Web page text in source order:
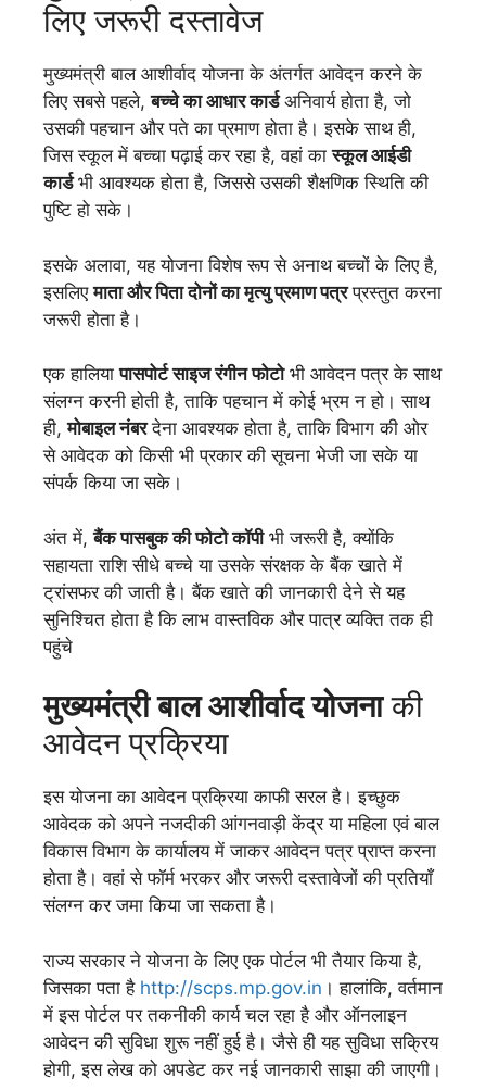
लिए जरूरी दस्तावेज
मुख्यमंत्री बाल आशीर्वाद योजना के अंतर्गत आवेदन करने के
लिए सबसे पहले,बच्चे का आधार कार्डअनिवार्य होता है, जो
उसकी पहचान और पते का प्रमाण होता है। इसके साथ ही,
जिस स्कूल में बच्चा पढ़ाई कर रहा है, वहां कास्कूल आईडी
कार्डभी आवश्यक होता है, जिससे उसकी शैक्षणिक स्थिति की
पुष्टि हो सके।
इसके अलावा, यह योजना विशेष रूप से अनाथ बच्चों के लिए है,
इसलिएमाता और पिता दोनों का मृत्यु प्रमाण पत्रप्रस्तुत करना
जरूरी होता है।
एक हालियापासपोर्ट साइज रंगीन फोटोभी आवेदन पत्र के साथ
संलग्न करनी होती है, ताकि पहचान में कोई भ्रम न हो। साथ
ही,मोबाइल नंबरदेना आवश्यक होता है, ताकि विभाग की ओर
से आवेदक को किसी भी प्रकार की सूचना भेजी जा सके या
संपर्क किया जा सके।
अंत में,बैंक पासबुक की फोटो कॉपीभी जरूरी है, क्योंकि
सहायता राशि सीधे बच्चे या उसके संरक्षक के बैंक खाते में
ट्रांसफर की जाती है। बैंक खाते की जानकारी देने से यह
सुनिश्चित होता है कि लाभ वास्तविक और पात्र व्यक्ति तक ही
पहुंचे
मुख्यमंत्री बाल आशीर्वाद योजनाकी
आवेदन प्रक्रिया
इस योजना का आवेदन प्रक्रिया काफी सरल है। इच्छुक
आवेदक को अपने नजदीकी आंगनवाड़ी केंद्र या महिला एवं बाल
विकास विभाग के कार्यालय में जाकर आवेदन पत्र प्राप्त करना
होता है। वहां से फॉर्म भरकर और जरूरी दस्तावेजों की प्रतियाँ
संलग्न कर जमा किया जा सकता है।
राज्य सरकार ने योजना के लिए एक पोर्टल भी तैयार किया है,
जिसका पता है http://scps.mp.gov.in । हालांकि, वर्तमान
में इस पोर्टल पर तकनीकी कार्य चल रहा है और ऑनलाइन
आवेदन की सुविधा शुरू नहीं हुई है। जैसे ही यह सुविधा सक्रिय
होगी, इस लेख को अपडेट कर नई जानकारी साझा की जाएगी।